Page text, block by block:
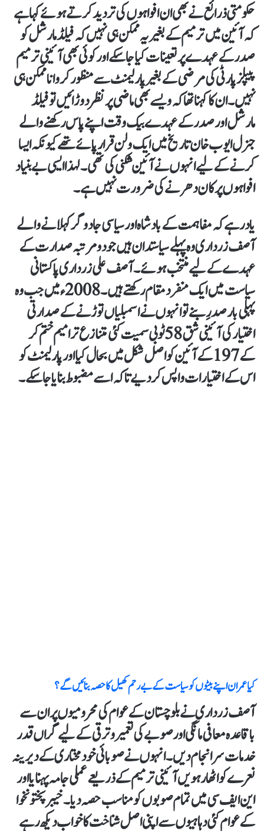
حکومتی ذرائع نے بھی ان افواہوں کی تردید کرتے ہوئے کہا ہے
کہ آئین میں ترمیم کے بغیر یہ ممکن ہی نہیں کہ فیلڈ مارشل کو
صدر کے عہدے پر تعینات کیا جا سکے اور کوئی بھی آئینی ترمیم
پیپلز پارٹی کی مرضی کے بغیر پارلیمنٹ سے منظور کروانا ممکن ہی
نہیں۔ ان کا کہنا تھا کہ ویسے بھی ماضی پر نظر دوڑائیں تو فیلڈ
مارشل اور صدر کے عہدے بیک وقت اپنے پاس رکھنے والے
جنرل ایوب خان تاریخ میں ایک ولن قرار پائے تھے کیونکہ ایسا
کرنے کے لیے انہوں نے آئین شکنی کی تھی۔ لہذا ایسی بے بنیاد
افواہوں پر کان دھرنے کی ضرورت نہیں ہے۔
یاد رہے کہ مفاہمت کے بادشاہ اور سیاسی جادوگر کہلانے والے
آصف زرداری وہ پہلے سیاستدان ہیں جو دو مرتبہ صدارت کے
عہدے کے لیے منتخب ہوئے۔ آصف علی زرداری پاکستانی
سیاست میں ایک منفرد مقام رکھتے ہیں۔ 2008ء میں جب وہ
پہلی بار صدرِ بنے تو انہوں نے اسمبلیاں توڑنے کے صدارتی
اختیار کی آئینی شق 58 ٹو بی سمیت کئی متنازع ترامیم ختم کر
کے 197 کے آئین کو اصل شکل میں بحال کیا اور پارلیمنٹ کو
اس کے اختیارات واپس کر دیے تاکہ اسے مضبوط بنایا جا سکے۔
کیا عمران اپنے بیٹوں کو سیاست کے بے رحم کھیل کا حصہ بنائیں گے؟
آصف زرداری نے بلوچستان کے عوام کی محرومیوں پر ان سے
باقاعدہ معافی مانگی اور صوبے کی تعمیر و ترقی کے لیے گراں قدر
خدمات سرانجام دیں۔ انہوں نے صوبائی خود مختاری کے دیرینہ
نعرے کو اٹھارہویں آئینی ترمیم کے ذریعے عملی جامہ پہنایا اور
این ایف سی میں تمام صوبوں کو مناسب حصہ دیا۔ خیبرپختونخوا
کے عوام کئی دہاہیوں سے اپنی اصل شناخت کا خواب دیکھ رہے